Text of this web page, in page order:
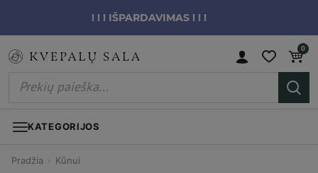
! ! ! IŠPARDAVIMAS ! ! !
0
KATEGORIJOS
Pradžia Kūnui